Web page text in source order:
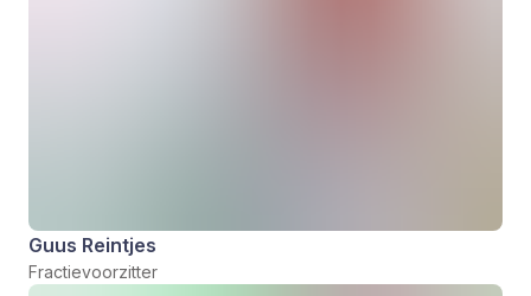
Guus Reintjes
Fractievoorzitter